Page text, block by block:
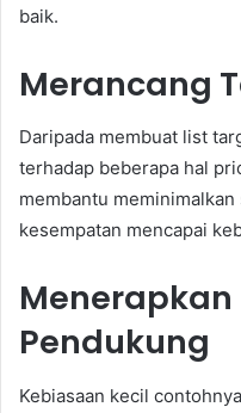
baik.
Merancang
Daripada membuat list
terhadap beberapa hal
membantu
kesempatan mencapai
Menerapkan
Pendukung
Kebiasaan kecil